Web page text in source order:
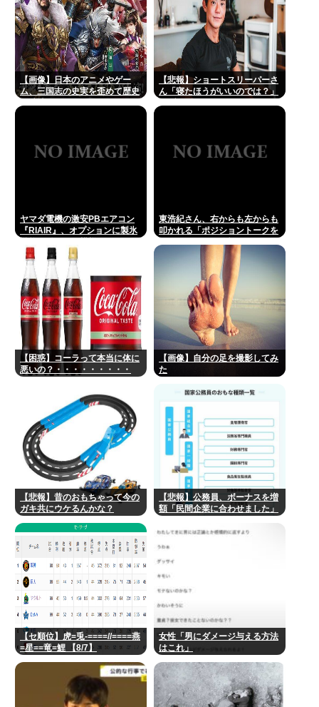
【画像】日本のアニメやゲー
ム、三国志の史実を歪めて歴史
【悲報】ショートスリーパーさ
ん「寝たほうがいいのでは？」
ヤマダ電機の激安PBエアコン
『RIAIR』、オプションに製氷
東浩紀さん、右からも左からも
叩かれる「ポジショントークを
擁護されるwww
【困惑】コーラって本当に体に
悪いの？・・・・・・・・・
【画像】自分の足を撮影してみ
た
【悲報】昔のおもちゃって今の
ガキ共にウケるんかな？
【悲報】公務員、ボーナスを増
額「民間企業に合わせました」
【セ順位】虎=兎-====//====燕
=星==竜=鯉 【8/7】
女性「男にダメージ与える方法
はこれ」